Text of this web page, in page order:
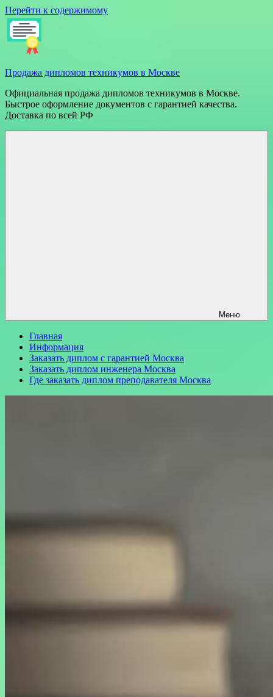
Перейти к содержимому
Продажа дипломов техникумов в Москве
Официальная продажа дипломов техникумов в Москве.
Быстрое оформление документов с гарантией качества.
Доставка по всей РФ
Меню
Главная
Информация
Заказать диплом с гарантией Москва
Заказать диплом инженера Москва
Где заказать диплом преподавателя Москва